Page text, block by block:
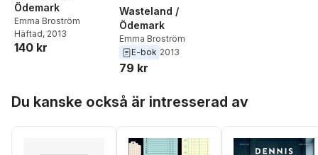
Ödemark
Emma Broström
Häftad, 2013
140 kr
Wasteland /
Ödemark
Emma Broström
E-bok 2013
79 kr
Du kanske också är intresserad av